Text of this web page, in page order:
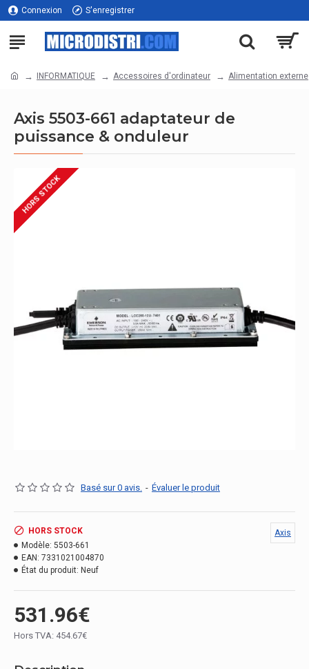
Connexion S'enregistrer
INFORMATIQUE Accessoires d'ordinateur Alimentation externe
Axis 5503-661 adaptateur de
puissance & onduleur
HORS STOCK
Basé sur 0 avis. - Évaluer le produit
531.96€
Hors TVA: 454.67€
HORS STOCK
Modèle: 5503-661
EAN: 7331021004870
État du produit: Neuf
Axis